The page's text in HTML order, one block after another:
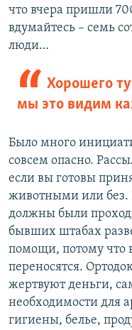
что вчера пришли
вдумайтесь – семь
люди…
Хорошего
мы это видим
Было много
совсем опасно.
если вы готовы
животными или без.
должны были
бывших штабах
помощи, потому что
переносятся.
жертвуют деньги,
необходимости для
гигиены, белье,